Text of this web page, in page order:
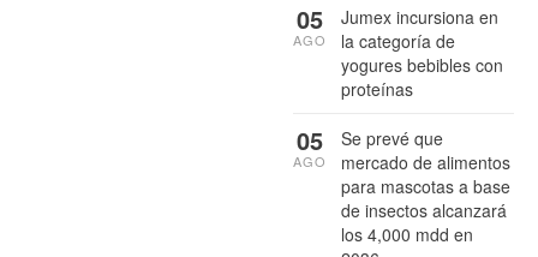
Jumex incursiona en
la categoría de
yogures bebibles con
proteínas
05
AGO
Se prevé que
mercado de alimentos
para mascotas a base
de insectos alcanzará
los 4,000 mdd en
05
AGO